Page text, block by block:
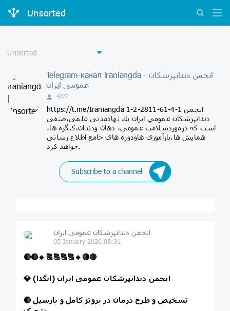
Unsorted
Telegram-канал iraniangda - انجمن دندانپزشکان
عمومی ایران
4377
https://t.me/Iraniangda 1-2-2811-61-4-1 انجمن
دندانپزشكان عمومي ايران يك نهادمدنى علمى،صنفى
است که درموردسلامت عمومى، دهان ودندان،كنگره ها،
همايش ها،بازآموزى هاودوره هاى جامع اطلاع رسانی
خواهد کرد.
Subscribe to a channel
انجمن دندانپزشکان عمومی ایران
05 January 2026 08:31
🔴🔴🔹 🔠🔠🔠🔠🔹🔴🔴
💎 انجمن دندانپزشکان عمومی ایران (ایگدا)
🔴 تشخیص و طرح درمان در پروتز کامل و پارسیل